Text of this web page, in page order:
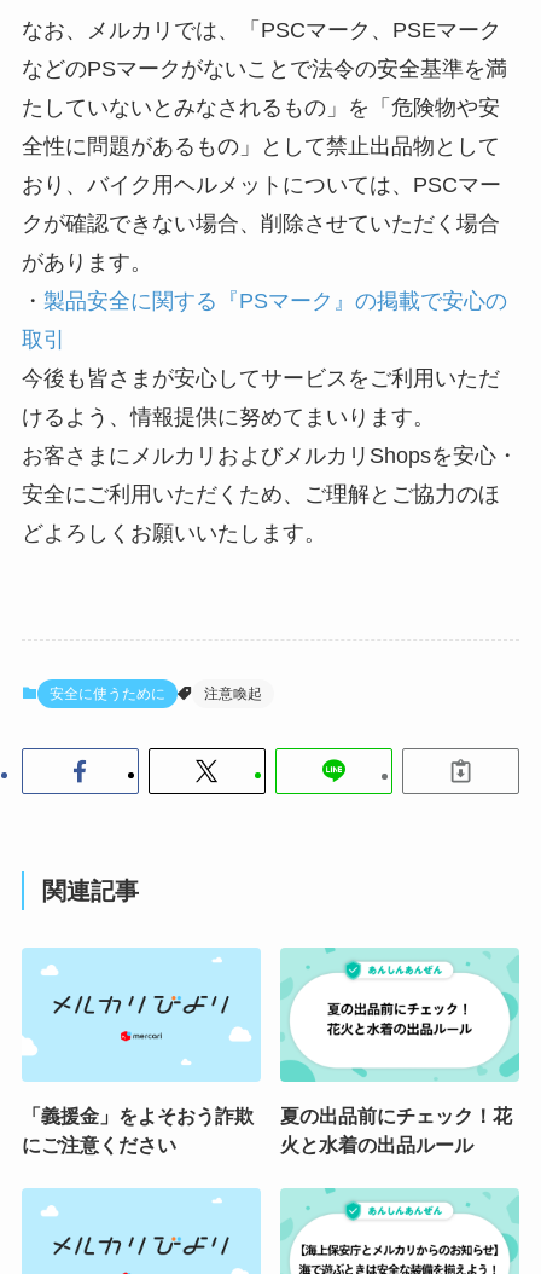
なお、メルカリでは、「PSCマーク、PSEマーク
などのPSマークがないことで法令の安全基準を満
たしていないとみなされるもの」を「危険物や安
全性に問題があるもの」として禁止出品物として
おり、バイク用ヘルメットについては、PSCマー
クが確認できない場合、削除させていただく場合
があります。
・ 製品安全に関する『PSマーク』の掲載で安心の
取引
今後も皆さまが安心してサービスをご利用いただ
けるよう、情報提供に努めてまいります。
お客さまにメルカリおよびメルカリShopsを安心・
安全にご利用いただくため、ご理解とご協力のほ
どよろしくお願いいたします。
安全に使うために 注意喚起
関連記事
「義援金」をよそおう詐欺
にご注意ください
夏の出品前にチェック！花
火と水着の出品ルール